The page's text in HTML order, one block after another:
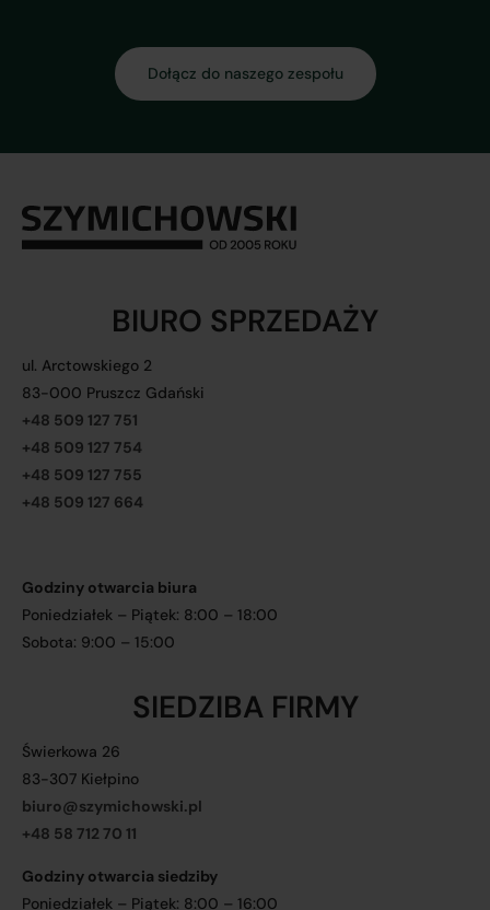
BIURO SPRZEDAŻY
ul. Arctowskiego 2
83-000 Pruszcz Gdański
+48 509 127 751
+48 509 127 754
+48 509 127 755
+48 509 127 664
Godziny otwarcia biura
Poniedziałek – Piątek: 8:00 – 18:00
Sobota: 9:00 – 15:00
SIEDZIBA FIRMY
Świerkowa 26
83-307 Kiełpino
biuro@szymichowski.pl
+48 58 712 70 11
Godziny otwarcia siedziby
Poniedziałek – Piątek: 8:00 – 16:00
Dołącz do naszego zespołu